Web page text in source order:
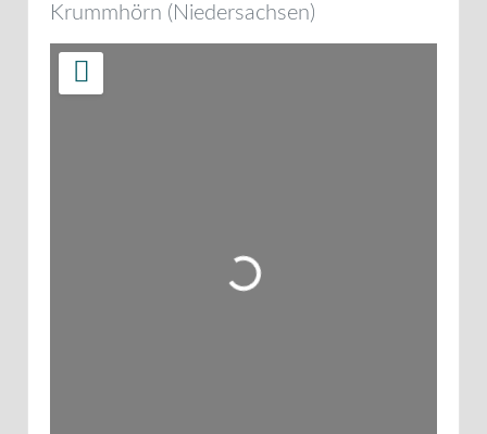
Krummhörn ( Niedersachsen)
Wird geladen …